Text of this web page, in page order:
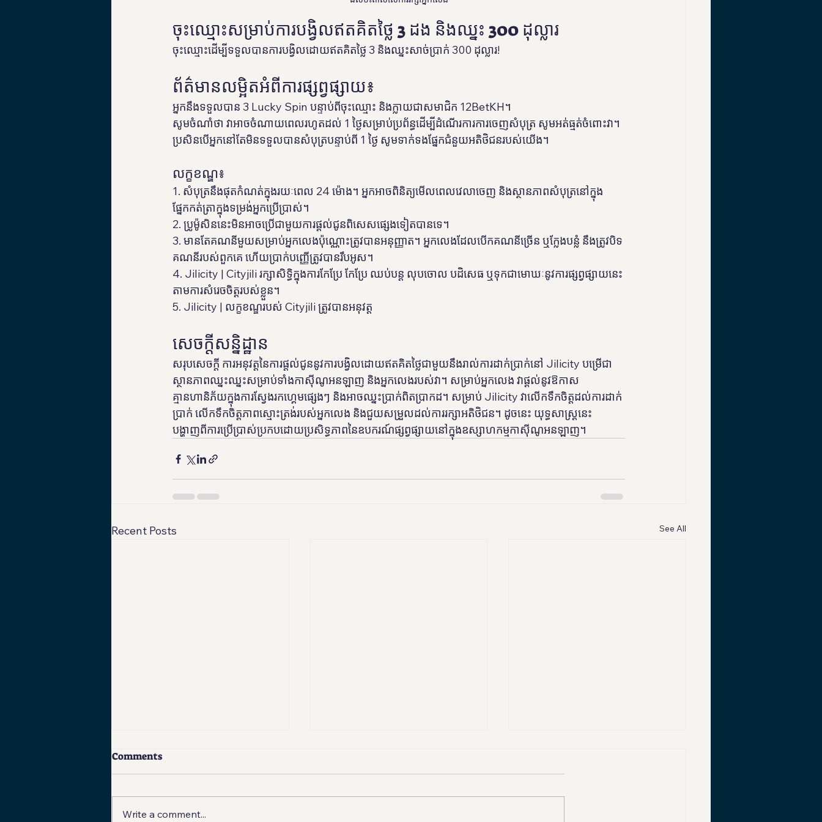
ចុះឈ្មោះសម្រាប់ការបង្វិលឥតគិតថ្លៃ 3 ដង និងឈ្នះ 300 ដុល្លារ
ចុះឈ្មោះដើម្បីទទួលបានការបង្វិលដោយឥតគិតថ្លៃ 3 និងឈ្នះសាច់ប្រាក់ 300 ដុល្លារ!
ព័ត៌មានលម្អិតអំពីការផ្សព្វផ្សាយ៖
អ្នកនឹងទទួលបាន 3 Lucky Spin បន្ទាប់ពីចុះឈ្មោះ និងក្លាយជាសមាជិក 12BetKH។
សូមចំណាំថា វាអាចចំណាយពេលរហូតដល់ 1 ថ្ងៃសម្រាប់ប្រព័ន្ធដើម្បីដំណើរការការចេញសំបុត្រ សូមអត់ធ្មត់ចំពោះវា។
ប្រសិនបើអ្នកនៅតែមិនទទួលបានសំបុត្របន្ទាប់ពី 1 ថ្ងៃ សូមទាក់ទងផ្នែកជំនួយអតិថិជនរបស់យើង។
លក្ខខណ្ឌ៖
1. សំបុត្រនឹងផុតកំណត់ក្នុងរយៈពេល 24 ម៉ោង។ អ្នកអាចពិនិត្យមើលពេលវេលាចេញ និងស្ថានភាពសំបុត្រនៅក្នុង
ផ្នែកកត់ត្រាក្នុងទម្រង់អ្នកប្រើប្រាស់។
2. ប្រូម៉ូសិននេះមិនអាចប្រើជាមួយការផ្តល់ជូនពិសេសផ្សេងទៀតបានទេ។
3. មានតែគណនីមួយសម្រាប់អ្នកលេងប៉ុណ្ណោះត្រូវបានអនុញ្ញាត។ អ្នកលេងដែលបើកគណនីច្រើន ឬក្លែងបន្លំ នឹងត្រូវបិទ
គណនីរបស់ពួកគេ ហើយប្រាក់បញ្ញើត្រូវបានរឹបអូស។
4. Jilicity | Cityjili រក្សាសិទ្ធិក្នុងការកែប្រែ កែប្រែ ឈប់បន្ត លុបចោល បដិសេធ ឬទុកជាមោឃៈនូវការផ្សព្វផ្សាយនេះ
តាមការសំរេចចិត្តរបស់ខ្លួន។
5. Jilicity | លក្ខខណ្ឌរបស់ Cityjili ត្រូវបានអនុវត្ត
សេចក្តីសន្និដ្ឋាន
សរុបសេចក្តី ការអនុវត្តនៃការផ្តល់ជូននូវការបង្វិលដោយឥតគិតថ្លៃជាមួយនឹងរាល់ការដាក់ប្រាក់នៅ Jilicity បម្រើជា
ស្ថានភាពឈ្នះឈ្នះសម្រាប់ទាំងកាស៊ីណូអនឡាញ និងអ្នកលេងរបស់វា។ សម្រាប់អ្នកលេង វាផ្តល់នូវឱកាស
គ្មានហានិភ័យក្នុងការស្វែងរកហ្គេមផ្សេងៗ និងអាចឈ្នះប្រាក់ពិតប្រាកដ។ សម្រាប់ Jilicity វាលើកទឹកចិត្តដល់ការដាក់
ប្រាក់ លើកទឹកចិត្តភាពស្មោះត្រង់របស់អ្នកលេង និងជួយសម្រួលដល់ការរក្សាអតិថិជន។ ដូចនេះ យុទ្ធសាស្រ្តនេះ
បង្ហាញពីការប្រើប្រាស់ប្រកបដោយប្រសិទ្ធភាពនៃឧបករណ៍ផ្សព្វផ្សាយនៅក្នុងឧស្សាហកម្មកាស៊ីណូអនឡាញ។
Recent Posts See All
Comments
Write a comment...